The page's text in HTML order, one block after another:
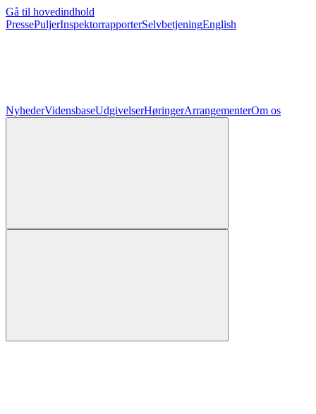
Gå til hovedindhold
PressePuljerInspektorrapporterSelvbetjeningEnglish
NyhederVidensbaseUdgivelserHøringerArrangementerOm os